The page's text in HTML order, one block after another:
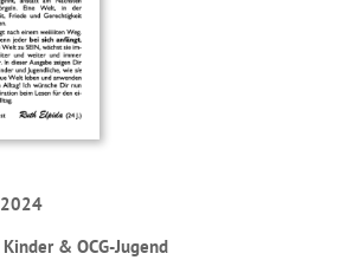
Kinder & OCG-Jugend